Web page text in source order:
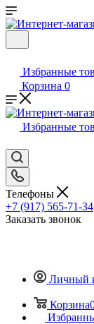
Избранные
Корзина 0
Избранные
Телефоны
+7 (917) 565-71-34
Заказать звонок
Личный
Корзина